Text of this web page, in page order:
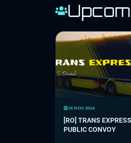
16 NOV 2024
[RO] TRANS
PUBLIC CONVOY